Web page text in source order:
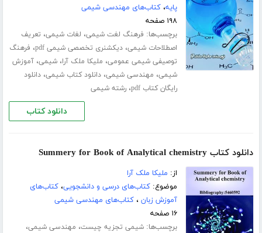
پایه،کتاب‌های مهندسی شیمی
۱۹۸ صفحه
برچسب‌ها: فرهنگ لغت شیمی، لغات شیمی، تعریف
اصطلاحات شیمی،دیکشنری تخصصی شیمی pdf ، فرهنگ
توصیفی شیمی عمومی، ملیکا ملک آرا،شیمی،آموزش
شیمی، مهندسی شیمی،دانلود کتاب شیمی،دانلود
رایگان کتاب pdf
،رشته شیمی
دانلود کتاب
دانلود کتاب Summery for Book of Analytical chemistry
از: ملیکا ملک آرا
موضوع:کتاب‌های درسی و دانشجویی،کتاب‌های
آموزش زبان ،کتاب‌های مهندسی شیمی
۱۶ صفحه
برچسب‌ها:شیمی تجزیه چیست، مهندسی شیمی،